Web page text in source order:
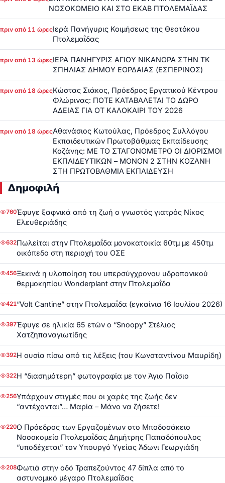
ΝΟΣΟΚΟΜΕΙΟ ΚΑΙ ΣΤΟ ΕΚΑΒ ΠΤΟΛΕΜΑΪΔΑΣ
πριν από 11 ώρεςΙερά Πανήγυρις Κοιμήσεως της Θεοτόκου
Πτολεμαΐδας
πριν από 13 ώρεςΙΕΡΑ ΠΑΝΗΓΥΡΙΣ ΑΓΙΟΥ ΝΙΚΑΝΟΡΑ ΣΤΗΝ ΤΚ
ΣΠΗΛΙΑΣ ΔΗΜΟΥ ΕΟΡΔΑΙΑΣ (ΕΣΠΕΡΙΝΟΣ)
πριν από 18 ώρεςΚώστας Σιάκος, Πρόεδρος Εργατικού Κέντρου
Φλώρινας: ΠΟΤΕ ΚΑΤΑΒΑΛΕΤΑΙ ΤΟ ΔΩΡΟ
ΑΔΕΙΑΣ ΓΙΑ ΟΤ ΚΑΛΟΚΑΙΡΙ ΤΟΥ 2026
πριν από 18 ώρεςΑθανάσιος Κωτούλας, Πρόεδρος Συλλόγου
Εκπαιδευτικών Πρωτοβάθμιας Εκπαίδευσης
Κοζάνης: ΜΕ ΤΟ ΣΤΑΓΟΝΟΜΕΤΡΟ ΟΙ ΔΙΟΡΙΣΜΟΙ
ΕΚΠΑΙΔΕΥΤΙΚΩΝ – ΜΟΝΟΝ 2 ΣΤΗΝ ΚΟΖΑΝΗ
ΣΤΗ ΠΡΩΤΟΒΑΘΜΙΑ ΕΚΠΑΙΔΕΥΣΗ
Δημοφιλή
760Έφυγε ξαφνικά από τη ζωή ο γνωστός γιατρός Νίκος
Ελευθεριάδης
632Πωλείται στην Πτολεμαΐδα μονοκατοικία 60τμ με 450τμ
οικόπεδο στη περιοχή του ΟΣΕ
456Ξεκινά η υλοποίηση του υπερσύγχρονου υδροπονικού
θερμοκηπίου Wonderplant στην Πτολεμαΐδα
421“Volt Cantine” στην Πτολεμαΐδα (εγκαίνια 16 Ιουλίου 2026)
397Έφυγε σε ηλικία 65 ετών ο “Snoopy” Στέλιος
Χατζηπαναγιωτίδης
392Η ουσία πίσω από τις λέξεις (του Κωνσταντίνου Μαυρίδη)
322Η “διασημότερη” φωτογραφία με τον Άγιο Παΐσιο
256Υπάρχουν στιγμές που οι χαρές της ζωής δεν
“αντέχονται”… Μαρία – Μάνο να ζήσετε!
220Ο Πρόεδρος των Εργαζομένων στο Μποδοσάκειο
Νοσοκομείο Πτολεμαΐδας Δημήτρης Παπαδόπουλος
“υποδέχεται” τον Υπουργό Υγείας Άδωνι Γεωργιάδη
208Φωτιά στην οδό Τραπεζούντος 47 δίπλα από το
αστυνομικό μέγαρο Πτολεμαΐδας